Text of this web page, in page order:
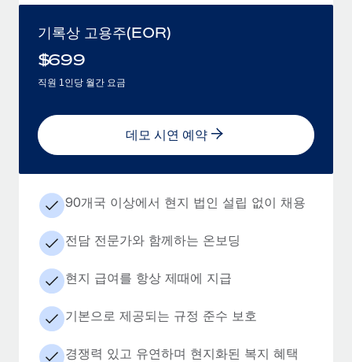
기록상 고용주(EOR)
$699
직원 1인당 월간 요금
데모 시연 예약
90개국 이상에서 현지 법인 설립 없이 채용
전담 전문가와 함께하는 온보딩
현지 급여를 항상 제때에 지급
기본으로 제공되는 규정 준수 보호
경쟁력 있고 유연하며 현지화된 복지 혜택